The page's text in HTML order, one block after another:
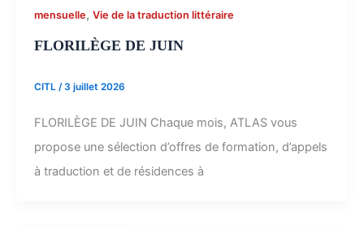
mensuelle, Vie de la traduction littéraire
FLORILÈGE DE JUIN
CITL /3 juillet 2026
FLORILÈGE DE JUIN Chaque mois, ATLAS vous
propose une sélection d’offres de formation, d’appels
à traduction et de résidences à